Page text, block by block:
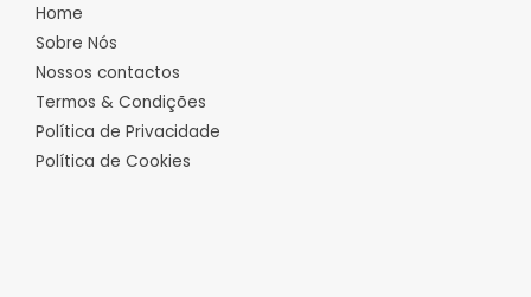
Home
Sobre Nós
Nossos contactos
Termos & Condições
Política de Privacidade
Política de Cookies